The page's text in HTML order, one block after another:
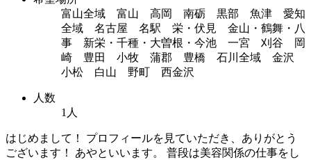
富山全域 富山 高岡 南砺 黒部 魚津 愛知
全域 名古屋 名駅 栄・伏見 金山・鶴舞・八
事 新栄・千種・大曽根・今池 一宮 刈谷 岡
崎 豊田 小牧 蒲郡 豊橋 石川全域 金沢
小松 白山 野町 西金沢
人数
1人
はじめまして！ プロフィールを見ていただき、ありがとう
ございます！ あやといいます。 普段は美容関係の仕事をし